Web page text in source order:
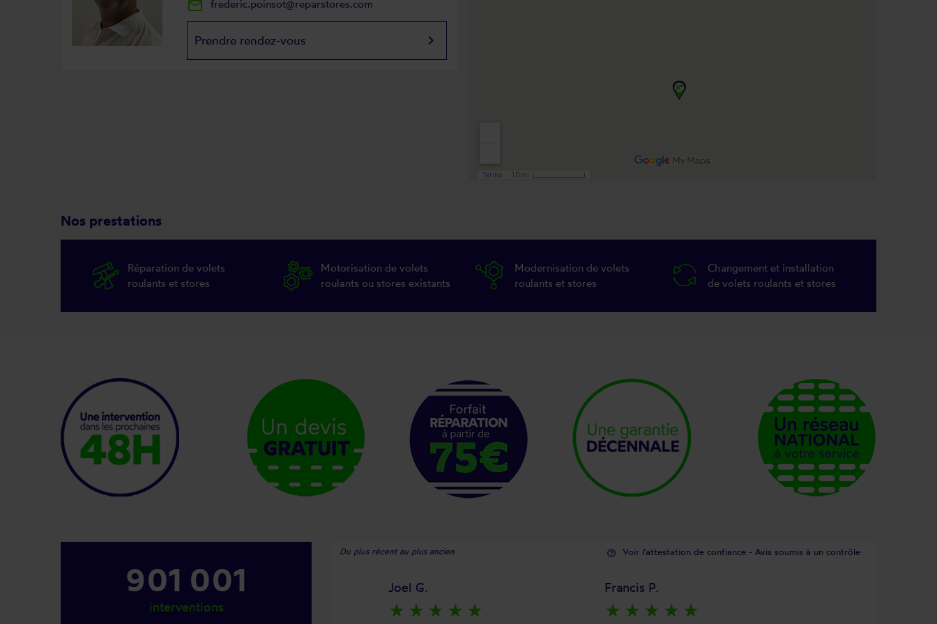
mail_outline frederic.poinsot@reparstores.com
Prendre rendez-vous keyboard_arrow_right
Nos prestations
Réparation de volets
roulants et stores
Motorisation de volets
roulants ou stores existants
Modernisation de volets
roulants et stores
Changement et installation
de volets roulants et stores
1 097 001
interventions
Du plus récent au plus ancien help_outline Voir l'attestation de confiance - Avis soumis à un contrôle
Joel G.
star_rate star_rate star_rate star_rate star_rate
Francis P.
star_rate star_rate star_rate star_rate star_rate